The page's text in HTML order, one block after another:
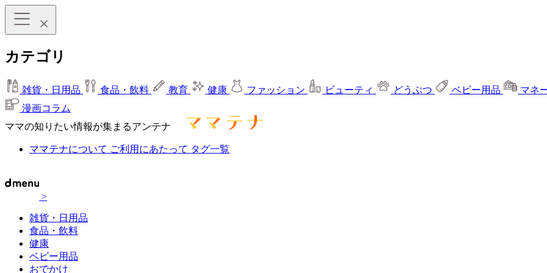
カテゴリ
雑貨・日用品 食品・飲料 教育 健康 ファッション ビューティ どうぶつ ベビー用品
マネ
漫画コラム
ママの知りたい情報が集まるアンテナ
ママテナについて ご利用にあたって タグ一覧
>
雑貨・日用品
食品・飲料
健康
ベビー用品
おでかけ